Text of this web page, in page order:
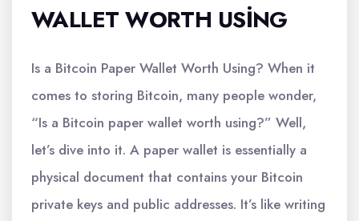
WALLET WORTH USING
Is a Bitcoin Paper Wallet Worth Using? When it
comes to storing Bitcoin, many people wonder,
“Is a Bitcoin paper wallet worth using?” Well,
let’s dive into it. A paper wallet is essentially a
physical document that contains your Bitcoin
private keys and public addresses. It’s like writing